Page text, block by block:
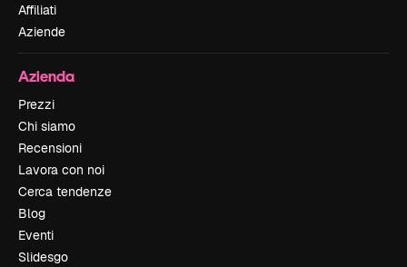
Affiliati
Aziende
Azienda
Prezzi
Chi siamo
Recensioni
Lavora con noi
Cerca tendenze
Blog
Eventi
Slidesgo